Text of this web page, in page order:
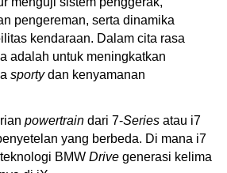
pengereman, serta dinamika
kendaraan. Dalam cita rasa
adalah untuk meningkatkan
sportydan kenyamanan
powertrain dari 7-Series atau i7
yang berbeda. Di mana i7
BMW Drive generasi kelima